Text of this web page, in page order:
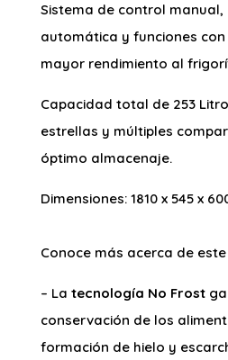
Sistema de control
automática y funciones
mayor rendimiento al
Capacidad total de 253
estrellas y múltiples
óptimo almacenaje.
Dimensiones: 1810 x 545 x
Conoce más acerca de
– La tecnología No Frost
conservación de los
formación de hielo y